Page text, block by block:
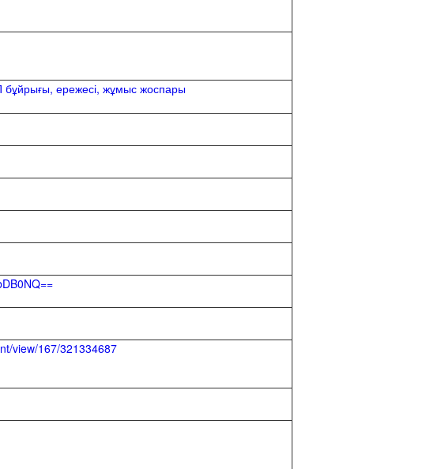
бұйрығы, ережесі, жұмыс жоспары
view/167/321334687